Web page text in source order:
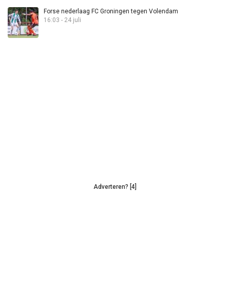
Forse nederlaag FC Groningen tegen Volendam
16:03 - 24 juli
Adverteren? [4]